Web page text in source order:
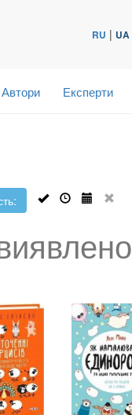
RU | UA
Автори Експерти